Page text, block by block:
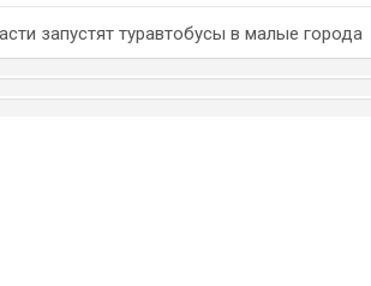
запустят туравтобусы в малые города